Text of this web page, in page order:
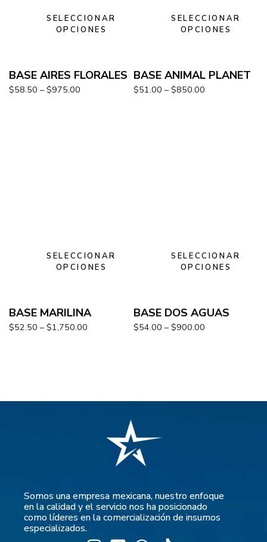
SELECCIONAR
OPCIONES
BASE AIRES FLORALES
$58.50 – $975.00
SELECCIONAR
OPCIONES
BASE ANIMAL PLANET
$51.00 – $850.00
SELECCIONAR
OPCIONES
BASE MARILINA
$52.50 – $1,750.00
SELECCIONAR
OPCIONES
BASE DOS AGUAS
$54.00 – $900.00
Somos una empresa mexicana, nuestro enfoque
en la calidad y el servicio nos ha posicionado
como líderes en la comercialización de insumos
especializados.